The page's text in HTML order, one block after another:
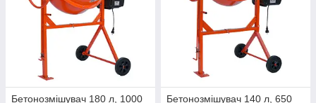
Бетонозмішувач 180 л, 1000
Бетонозмішувач 140 л, 650